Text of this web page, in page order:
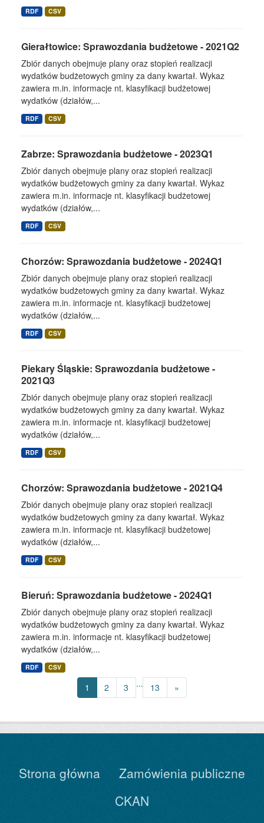
RDF CSV
Gierałtowice: Sprawozdania budżetowe - 2021Q2
Zbiór danych obejmuje plany oraz stopień realizacji
wydatków budżetowych gminy za dany kwartał. Wykaz
zawiera m.in. informacje nt. klasyfikacji budżetowej
wydatków (działów,...
RDF CSV
Zabrze: Sprawozdania budżetowe - 2023Q1
Zbiór danych obejmuje plany oraz stopień realizacji
wydatków budżetowych gminy za dany kwartał. Wykaz
zawiera m.in. informacje nt. klasyfikacji budżetowej
wydatków (działów,...
RDF CSV
Chorzów: Sprawozdania budżetowe - 2024Q1
Zbiór danych obejmuje plany oraz stopień realizacji
wydatków budżetowych gminy za dany kwartał. Wykaz
zawiera m.in. informacje nt. klasyfikacji budżetowej
wydatków (działów,...
RDF CSV
Piekary Śląskie: Sprawozdania budżetowe -
2021Q3
Zbiór danych obejmuje plany oraz stopień realizacji
wydatków budżetowych gminy za dany kwartał. Wykaz
zawiera m.in. informacje nt. klasyfikacji budżetowej
wydatków (działów,...
RDF CSV
Chorzów: Sprawozdania budżetowe - 2021Q4
Zbiór danych obejmuje plany oraz stopień realizacji
wydatków budżetowych gminy za dany kwartał. Wykaz
zawiera m.in. informacje nt. klasyfikacji budżetowej
wydatków (działów,...
RDF CSV
Bieruń: Sprawozdania budżetowe - 2024Q1
Zbiór danych obejmuje plany oraz stopień realizacji
wydatków budżetowych gminy za dany kwartał. Wykaz
zawiera m.in. informacje nt. klasyfikacji budżetowej
wydatków (działów,...
RDF CSV
1 2 3 ... 13 »
Strona główna
Zamówienia publiczne
CKAN